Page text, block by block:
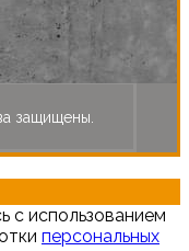
защищены.
с использованием
персональных